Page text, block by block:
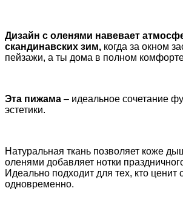
Дизайн с оленями навевает
скандинавских зим, когда за окном
пейзажи, а ты дома в полном
Эта пижама – идеальное сочетание
эстетики.
Натуральная ткань позволяет коже
оленями добавляет нотки
Идеально подходит для тех, кто ценит
одновременно.